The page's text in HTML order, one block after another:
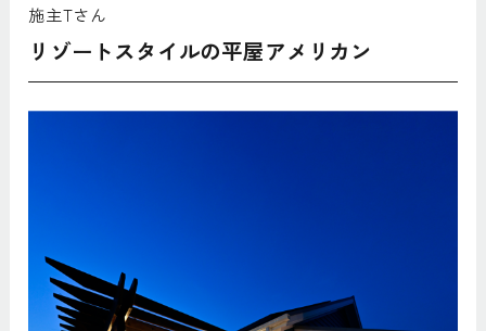
施主Tさん
リゾートスタイルの平屋アメリカン